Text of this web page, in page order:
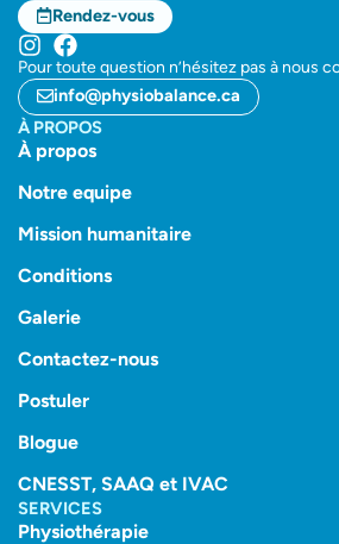
Rendez-vous
Pour toute question n’hésitez pas à nous
info@physiobalance.ca
À PROPOS
À propos
Notre equipe
Mission humanitaire
Conditions
Galerie
Contactez-nous
Postuler
Blogue
CNESST, SAAQ et IVAC
SERVICES
Physiothérapie